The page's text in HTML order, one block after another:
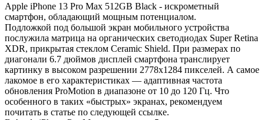
Apple iPhone 13 Pro Max 512GB Black - искрометный
смартфон, обладающий мощным потенциалом.
Подложкой под большой экран мобильного устройства
послужила матрица на органических светодиодах Super Retina
XDR, прикрытая стеклом Ceramic Shield. При размерах по
диагонали 6.7 дюймов дисплей смартфона транслирует
картинку в высоком разрешении 2778х1284 пикселей. А самое
лакомое в его характеристиках — адаптивная частота
обновления ProMotion в диапазоне от 10 до 120 Гц. Что
особенного в таких «быстрых» экранах, рекомендуем
почитать в статье по следующей ссылке.